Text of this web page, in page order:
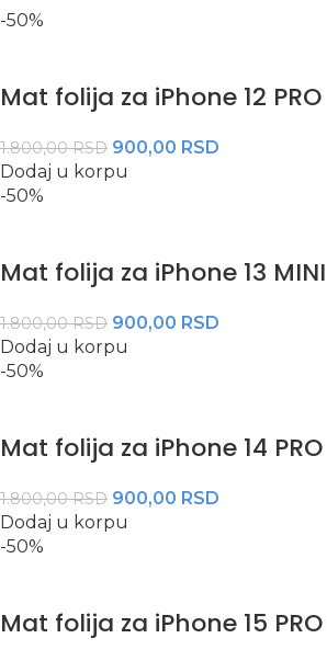
-50%
Mat folija za iPhone 12 PRO
1.800,00RSD 900,00 RSD
Dodaj u korpu
-50%
Mat folija za iPhone 13 MINI
1.800,00RSD 900,00 RSD
Dodaj u korpu
-50%
Mat folija za iPhone 14 PRO
1.800,00RSD 900,00 RSD
Dodaj u korpu
-50%
Mat folija za iPhone 15